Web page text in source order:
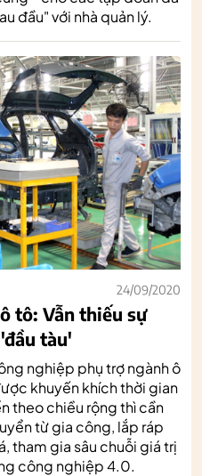
đầu" với nhà quản lý.
24/09/2020
tô: Vẫn thiếu sự
tàu'
nghiệp phụ trợ ngành ô
khuyến khích thời gian
theo chiều rộng thì cần
từ gia công, lắp ráp
tham gia sâu chuỗi giá trị
công nghiệp 4.0.